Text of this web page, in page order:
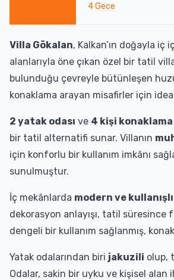
4Gece
Villa Gökalan, Kalkan’ın doğayla
alanlarıyla öne çıkan özel bir tatil
bulunduğu çevreyle bütünleşen
konaklama arayan misafirler için
2 yatak odası ve 4 kişi
bir tatil alternatifi sunar. Villanın
için konforlu bir kullanım imkânı
sunulmuştur.
İç mekânlarda modern ve
dekorasyon anlayışı, tatil süresince
dengeli bir kullanım sağlanmış,
Yatak odalarından biri jakuzili olup,
Odalar, sakin bir uyku ve kişisel alan